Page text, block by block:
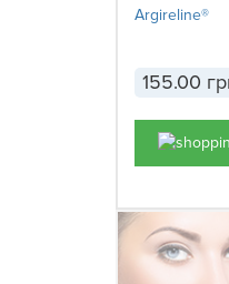
Argireline®
155.00